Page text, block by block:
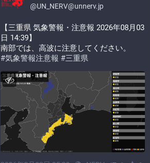
@UN_NERV@unnerv.jp
【三重県 気象警報・注意報 2026年08月03
日 14:39】
南部では、高波に注意してください。
#気象警報注意報 #三重県